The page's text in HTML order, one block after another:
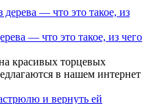
— что это такое, из чего
красивых торцевых
в нашем интернет